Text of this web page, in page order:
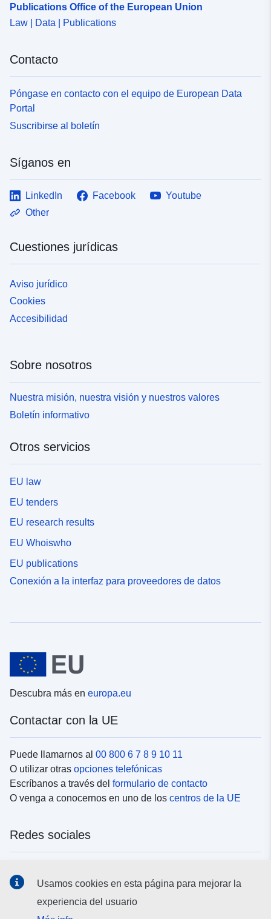
Publications Office of the European Union
Law | Data | Publications
Contacto
Póngase en contacto con el equipo de European Data
Portal
Suscribirse al boletín
Síganos en
LinkedIn Facebook
Youtube
Other
Cuestiones jurídicas
Aviso jurídico
Cookies
Accesibilidad
Sobre nosotros
Nuestra misión, nuestra visión y nuestros valores
Boletín informativo
Otros servicios
EU law
EU tenders
EU research results
EU Whoiswho
EU publications
Conexión a la interfaz para proveedores de datos
Descubra más en europa.eu
Contactar con la UE
Puede llamarnos al 00 800 6 7 8 9 10 11
O utilizar otras opciones telefónicas
Escríbanos a través del formulario de contacto
O venga a conocernos en uno de los centros de la UE
Redes sociales
Instituciones y organismos de la UE
Usamos cookies en esta página para mejorar la
experiencia del usuario